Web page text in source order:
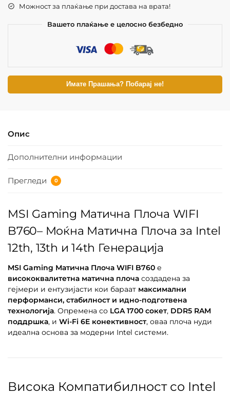
Можност за плаќање при достава на врата!
Вашето плаќање е целосно безбедно
Имате Прашања? Побарај не!
Опис
Дополнителни информации
Прегледи 0
MSI Gaming Матична Плоча WIFI
B760– Моќна Матична Плоча за Intel
12th, 13th и 14th Генерација
MSI Gaming Матична Плоча WIFI B760 е
висококвалитетна матична плоча создадена за
гејмери и ентузијасти кои бараат максимални
перформанси, стабилност и идно-подготвена
технологија. Опремена со LGA 1700 сокет, DDR5 RAM
поддршка, и Wi-Fi 6E конективност, оваа плоча нуди
идеална основа за модерни Intel системи.
Висока Компатибилност со Intel